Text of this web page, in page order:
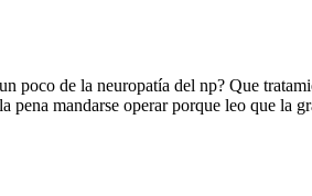
poco de la neuropatía del np? Que
pena mandarse operar porque leo que la